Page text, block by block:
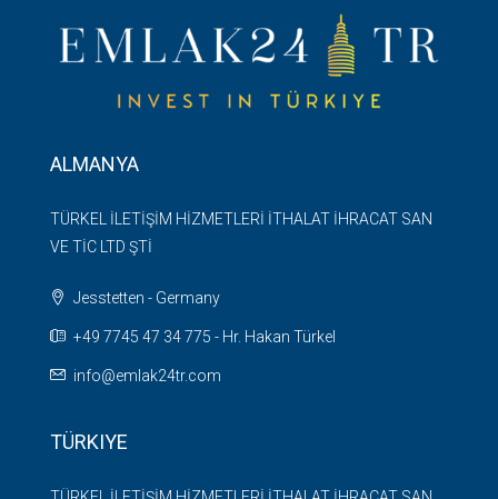
ALMANYA
TÜRKEL İLETİŞİM HİZMETLERİ İTHALAT İHRACAT SAN
VE TİC LTD ŞTİ
Jesstetten - Germany
+49 7745 47 34 775 - Hr. Hakan Türkel
info@emlak24tr.com
TÜRKIYE